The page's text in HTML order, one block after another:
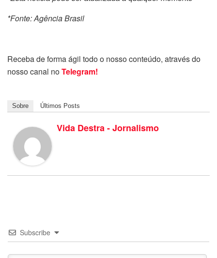
*Fonte: Agência Brasil
Receba de forma ágil todo o nosso conteúdo, através do
nosso canal noTelegram!
Sobre Últimos Posts
Vida Destra - Jornalismo
Subscribe